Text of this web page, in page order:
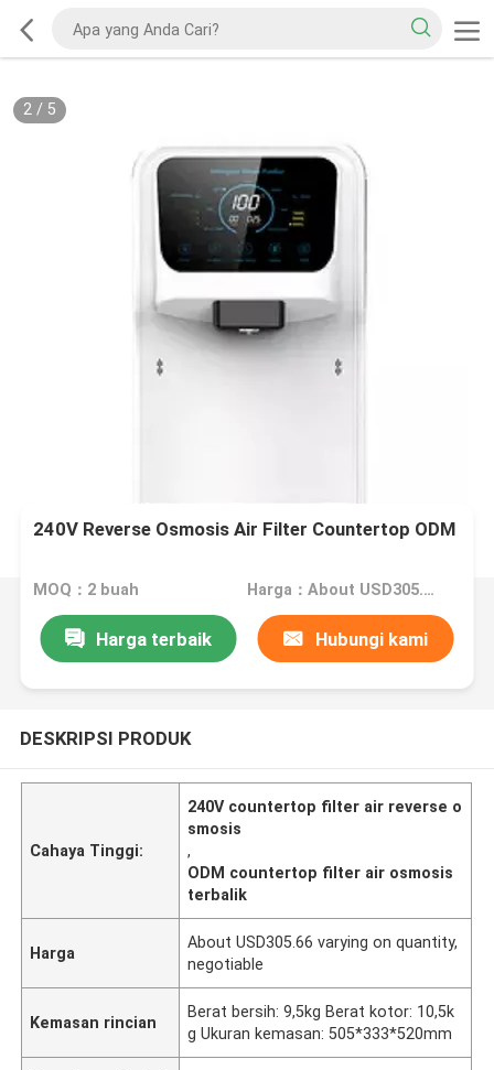
2/ 5
240V Reverse Osmosis Air Filter Countertop ODM
MOQ：2 buah Harga：About USD305.66 varying on quantity,negotiable
Harga terbaik Hubungi kami
DESKRIPSI PRODUK
Cahaya Tinggi:
240V countertop filter air reverse o
smosis
,
ODM countertop filter air osmosis
terbalik
Harga
About USD305.66 varying on quantity,
negotiable
Kemasan rincian
Berat bersih: 9,5kg Berat kotor: 10,5k
g Ukuran kemasan: 505*333*520mm